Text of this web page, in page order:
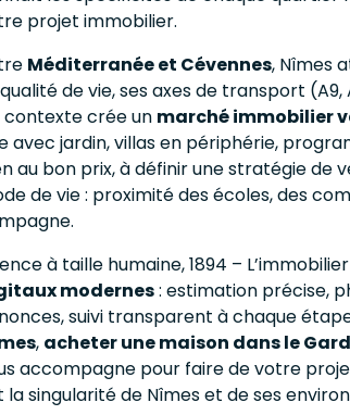
projet immobilier.
Méditerranée et Cévennes, Nîmes
de vie, ses axes de transport
contexte crée un marché immobilier
avec jardin, villas en périphérie,
au bon prix, à définir une stratégie
de vie : proximité des écoles, des
à taille humaine, 1894 –
modernes: estimation précise,
suivi transparent à chaque
, acheter une maison dans le Gard
accompagne pour faire de votre
la singularité de Nîmes et de ses